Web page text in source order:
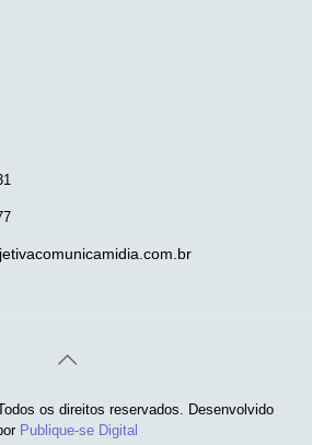
os direitos reservados. Desenvolvido
Publique-se Digital